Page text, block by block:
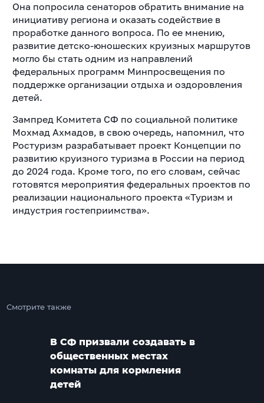
Она попросила сенаторов обратить внимание на
инициативу региона и оказать содействие в
проработке данного вопроса. По ее мнению,
развитие детско-юношеских круизных маршрутов
могло бы стать одним из направлений
федеральных программ Минпросвещения по
поддержке организации отдыха и оздоровления
детей.
Зампред Комитета СФ по социальной политике
Мохмад Ахмадов, в свою очередь, напомнил, что
Ростуризм разрабатывает проект Концепции по
развитию круизного туризма в России на период
до 2024 года. Кроме того, по его словам, сейчас
готовятся мероприятия федеральных проектов по
реализации национального проекта «Туризм и
индустрия гостеприимства».
Смотрите также
В СФ призвали создавать в
общественных местах
комнаты для кормления
детей